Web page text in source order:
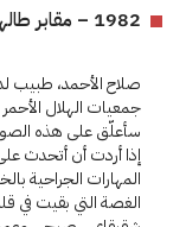
1982 – مقابر طالها الدمار في بيروت.
صلاح الأحمد، طبيب
جمعيات الهلال
سأعلّق على هذه
إذا أردت أن أتحدث
المهارات الجراحية
الغصة التي بقيت في